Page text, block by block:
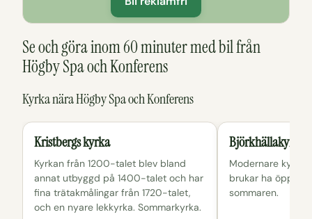
Se och göra inom 60 minuter med bil från
Högby Spa och Konferens
Kyrka nära Högby Spa och Konferens
Kristbergs kyrka
Kyrkan från 1200-talet blev bland
annat utbyggd på 1400-talet och har
fina trätakmålingar från 1720-talet,
och en nyare lekkyrka. Sommarkyrka.
Björkhällakyrkan
Modernare kyrka
brukar ha öppet
sommaren.